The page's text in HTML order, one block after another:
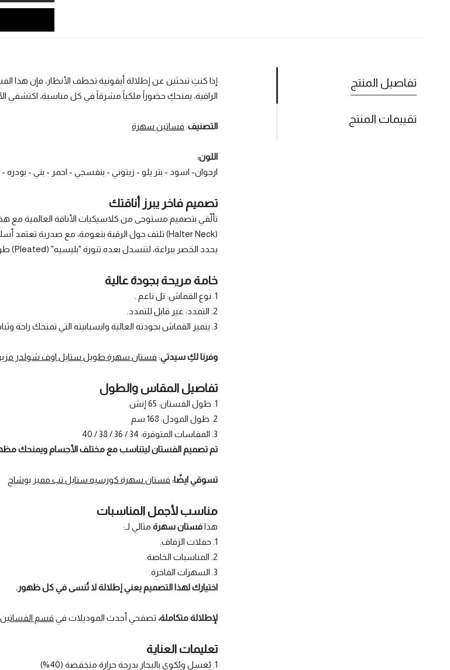
تفاصيل المنتج
تقييمات المنتج
إذا كنتِ تبحثين عن إطلالة أيقونية تخطف الأنظار، فإن هذا
الراقية، يمنحكِ حضوراً ملكياً مشرقاً في كل مناسبة، اكتشفي
التصنيف: فساتين سهرة
اللون:
ارجوان- اسود - بتر يلو - زيتوني - بنفسجي - احمر - بني -
تصميم فاخر يبرز أناقتك
تألّقي بتصميم مستوحى من كلاسيكيات الأناقة العالمية مع
يحدد الخصر ببراعة، لتنسدل بعده تنورة "بليسيه" (Pleated) طويلة تمنحكِ حركة انسيابية مذهلة وفخامة لا تُضاهى في كل خطوة.
خامة مريحة بجودة عالية
1. نوع القماش: تل ناعم .
2. التمدد: غير قابل للتمدد.
3. يتميز القماش بجودته العالية وانسيابيته التي تمنحك راحة وثبات طوال المناسبة.
وفرنا لكِ سيدتي: فستان سهرة طويل ستايل اوف شولدر مزين
تفاصيل المقاس والطول
1. طول الفستان: 65 إنش
2. طول المودل: 168 سم
3. المقاسات المتوفرة: 34 / 36 / 38 / 40
تم تصميم الفستان ليتناسب مع مختلف الأجسام ويمنحك
تسوقي ايضًا: فستان سهرة كورسيه ستايل تب مميز بوشاح
مناسب لأجمل المناسبات
هذافستان سهرة مثالي لـ:
1. حفلات الزفاف.
2. المناسبات الخاصة.
3. السهرات الفاخرة.
اختيارك لهذا التصميم يعني إطلالة لا تُنسى في كل ظهور.
لإطلالة متكاملة، تصفحي أحدث الموديلات في قسم الفساتين
تعليمات العناية
1. يُغسل ويُكوى بالبخار بدرجة حرارة منخفضة (40%)